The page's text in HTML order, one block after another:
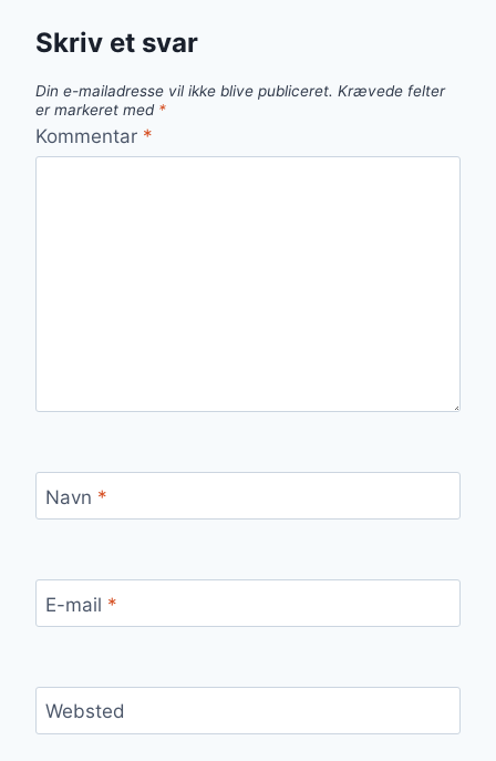
Skriv et svar
Din e-mailadresse vil ikke blive publiceret. Krævede felter
er markeret med *
Kommentar *
Navn *
E-mail *
Websted